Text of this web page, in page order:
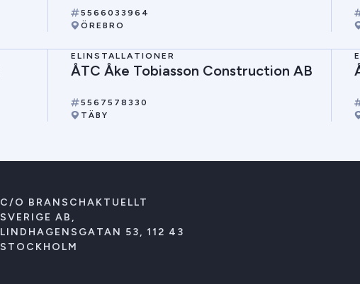
5566033964
ÖREBRO
ELINSTALLATIONER
ÅTC Åke Tobiasson Construction AB
5567578330
TÄBY
C/O BRANSCHAKTUELLT
SVERIGE AB,
LINDHAGENSGATAN 53, 112 43
STOCKHOLM